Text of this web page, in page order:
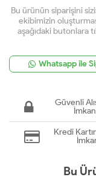
Bu ürünün siparişini
ekibimizin
aşağıdaki butonlara
Whatsapp ile
Güvenli
Kredi
Bu